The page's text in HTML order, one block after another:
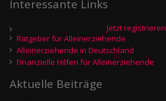
Interessante Links
Jetzt registrieren
Ratgeber für Alleinerziehende
Alleinerziehende in Deutschland
Finanzielle Hilfen für Alleinerziehende
Aktuelle Beiträge